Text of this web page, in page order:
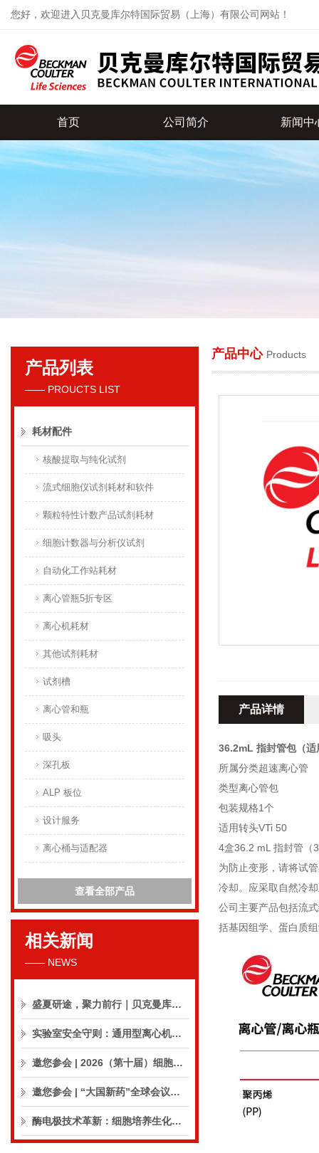
您好，欢迎进入贝克曼库尔特国际贸易（上海）有限公司网站！
贝克曼库尔特国际贸易（上海）有限公司
首页 公司简介 新闻中
产品列表
—— PROUCTS LIST
耗材配件
核酸提取与纯化试剂
流式细胞仪试剂耗材和软件
颗粒特性计数产品试剂耗材
细胞计数器与分析仪试剂
自动化工作站耗材
离心管瓶5折专区
离心机耗材
其他试剂耗材
试剂槽
离心管和瓶
吸头
深孔板
ALP 板位
设计服务
离心桶与适配器
查看全部产品
相关新闻
—— NEWS
盛夏研途，聚力前行｜贝克曼库尔特生命科学8月活动预告
实验室安全守则：通用型离心机操作与保养的10个要点
邀您参会 | 2026（第十届）细胞外囊泡合规与临床应用大会
邀您参会 | “大国新药”全球会议（CPIC2026）
酶电极技术革新：细胞培养生化分析仪实现精准在线监测
产品中心 Products
产品详情
36.2mL 指封管包（
所属分类超速离心管
类型离心管包
包装规格1个
适用转头VTi 50
4盒36.2 mL 指封管（
为防止变形，请将试
冷却。应采取自然冷
公司主要产品包括流
括基因组学、蛋白质